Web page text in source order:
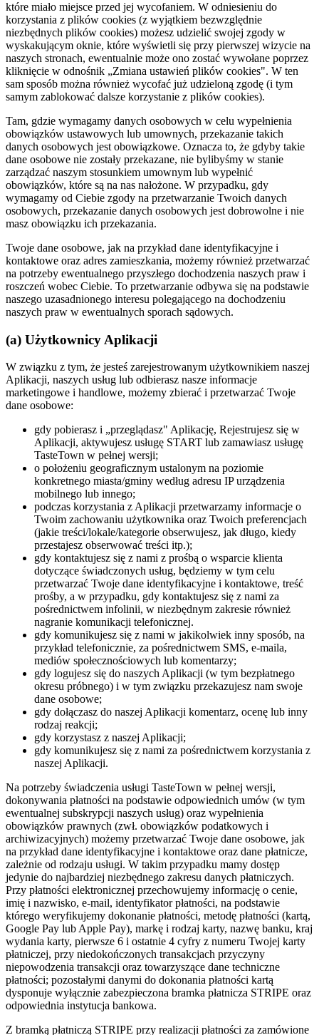
które miało miejsce przed jej wycofaniem. W odniesieniu do
korzystania z plików cookies (z wyjątkiem bezwzględnie
niezbędnych plików cookies) możesz udzielić swojej zgody w
wyskakującym oknie, które wyświetli się przy pierwszej wizycie na
naszych stronach, ewentualnie może ono zostać wywołane poprzez
kliknięcie w odnośnik „Zmiana ustawień plików cookies". W ten
sam sposób można również wycofać już udzieloną zgodę (i tym
samym zablokować dalsze korzystanie z plików cookies).
Tam, gdzie wymagamy danych osobowych w celu wypełnienia
obowiązków ustawowych lub umownych, przekazanie takich
danych osobowych jest obowiązkowe. Oznacza to, że gdyby takie
dane osobowe nie zostały przekazane, nie bylibyśmy w stanie
zarządzać naszym stosunkiem umownym lub wypełnić
obowiązków, które są na nas nałożone. W przypadku, gdy
wymagamy od Ciebie zgody na przetwarzanie Twoich danych
osobowych, przekazanie danych osobowych jest dobrowolne i nie
masz obowiązku ich przekazania.
Twoje dane osobowe, jak na przykład dane identyfikacyjne i
kontaktowe oraz adres zamieszkania, możemy również przetwarzać
na potrzeby ewentualnego przyszłego dochodzenia naszych praw i
roszczeń wobec Ciebie. To przetwarzanie odbywa się na podstawie
naszego uzasadnionego interesu polegającego na dochodzeniu
naszych praw w ewentualnych sporach sądowych.
(a) Użytkownicy Aplikacji
W związku z tym, że jesteś zarejestrowanym użytkownikiem naszej
Aplikacji, naszych usług lub odbierasz nasze informacje
marketingowe i handlowe, możemy zbierać i przetwarzać Twoje
dane osobowe:
gdy pobierasz i „przeglądasz" Aplikację, Rejestrujesz się w
Aplikacji, aktywujesz usługę START lub zamawiasz usługę
TasteTown w pełnej wersji;
o położeniu geograficznym ustalonym na poziomie
konkretnego miasta/gminy według adresu IP urządzenia
mobilnego lub innego;
podczas korzystania z Aplikacji przetwarzamy informacje o
Twoim zachowaniu użytkownika oraz Twoich preferencjach
(jakie treści/lokale/kategorie obserwujesz, jak długo, kiedy
przestajesz obserwować treści itp.);
gdy kontaktujesz się z nami z prośbą o wsparcie klienta
dotyczące świadczonych usług, będziemy w tym celu
przetwarzać Twoje dane identyfikacyjne i kontaktowe, treść
prośby, a w przypadku, gdy kontaktujesz się z nami za
pośrednictwem infolinii, w niezbędnym zakresie również
nagranie komunikacji telefonicznej.
gdy komunikujesz się z nami w jakikolwiek inny sposób, na
przykład telefonicznie, za pośrednictwem SMS, e-maila,
mediów społecznościowych lub komentarzy;
gdy logujesz się do naszych Aplikacji (w tym bezpłatnego
okresu próbnego) i w tym związku przekazujesz nam swoje
dane osobowe;
gdy dołączasz do naszej Aplikacji komentarz, ocenę lub inny
rodzaj reakcji;
gdy korzystasz z naszej Aplikacji;
gdy komunikujesz się z nami za pośrednictwem korzystania z
naszej Aplikacji.
Na potrzeby świadczenia usługi TasteTown w pełnej wersji,
dokonywania płatności na podstawie odpowiednich umów (w tym
ewentualnej subskrypcji naszych usług) oraz wypełnienia
obowiązków prawnych (zwł. obowiązków podatkowych i
archiwizacyjnych) możemy przetwarzać Twoje dane osobowe, jak
na przykład dane identyfikacyjne i kontaktowe oraz dane płatnicze,
zależnie od rodzaju usługi. W takim przypadku mamy dostęp
jedynie do najbardziej niezbędnego zakresu danych płatniczych.
Przy płatności elektronicznej przechowujemy informację o cenie,
imię i nazwisko, e-mail, identyfikator płatności, na podstawie
którego weryfikujemy dokonanie płatności, metodę płatności (kartą,
Google Pay lub Apple Pay), markę i rodzaj karty, nazwę banku, kraj
wydania karty, pierwsze 6 i ostatnie 4 cyfry z numeru Twojej karty
płatniczej, przy niedokończonych transakcjach przyczyny
niepowodzenia transakcji oraz towarzyszące dane techniczne
płatności; pozostałymi danymi do dokonania płatności kartą
dysponuje wyłącznie zabezpieczona bramka płatnicza STRIPE oraz
odpowiednia instytucja bankowa.
Z bramką płatniczą STRIPE przy realizacji płatności za zamówione